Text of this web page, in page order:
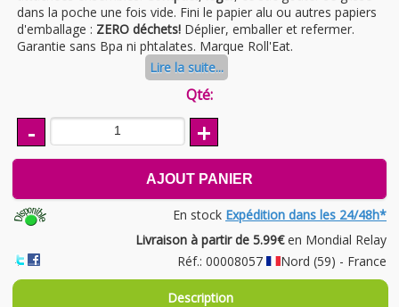
dans la poche une fois vide. Fini le papier alu ou autres papiers
d'emballage : ZERO déchets! Déplier, emballer et refermer.
Garantie sans Bpa ni phtalates. Marque Roll'Eat.
Lire la suite...
Qté:
- +
AJOUT PANIER
En stock Expédition dans les 24/48h*
Livraison à partir de 5.99€en Mondial Relay
Réf.: 00008057
Nord (59) - France
Description